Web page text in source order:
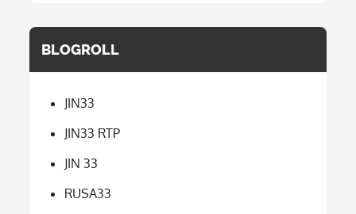
BLOGROLL
JIN33
JIN33 RTP
JIN 33
RUSA33